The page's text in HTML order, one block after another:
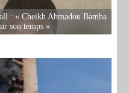
: « Cheikh Ahmadou Bamba
son temps »